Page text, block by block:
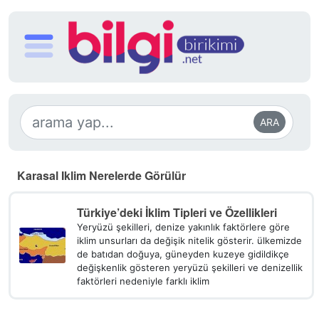
ARA
Karasal Iklim Nerelerde Görülür
Türkiye’deki İklim Tipleri ve Özellikleri
Yeryüzü şekilleri, denize yakınlık faktörlere göre
iklim unsurları da değişik nitelik gösterir. ülkemizde
de batıdan doğuya, güneyden kuzeye gidildikçe
değişkenlik gösteren yeryüzü şekilleri ve denizellik
faktörleri nedeniyle farklı iklim